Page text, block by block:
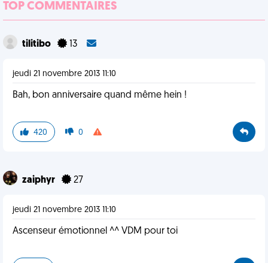
TOP COMMENTAIRES
tilitibo 13
jeudi 21 novembre 2013 11:10
Bah, bon anniversaire quand même hein !
420 0
zaiphyr 27
jeudi 21 novembre 2013 11:10
Ascenseur émotionnel ^^ VDM pour toi